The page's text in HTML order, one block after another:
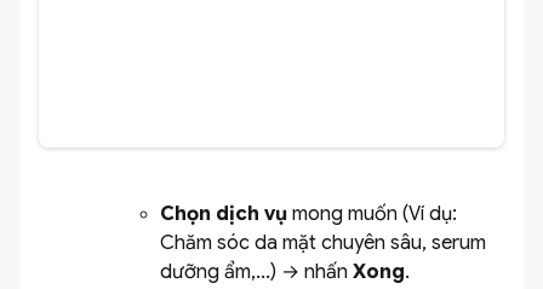
Chọn dịch vụ mong muốn (Ví dụ:
Chăm sóc da mặt chuyên sâu, serum
dưỡng ẩm,...) → nhấn Xong.